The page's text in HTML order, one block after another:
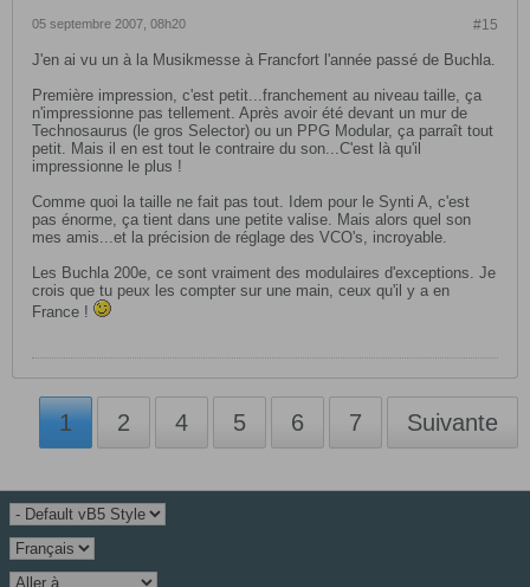
#15
05 septembre 2007, 08h20
J'en ai vu un à la Musikmesse à Francfort l'année passé de Buchla.
Première impression, c'est petit...franchement au niveau taille, ça
n'impressionne pas tellement. Après avoir été devant un mur de
Technosaurus (le gros Selector) ou un PPG Modular, ça parraît tout
petit. Mais il en est tout le contraire du son...C'est là qu'il
impressionne le plus !
Comme quoi la taille ne fait pas tout. Idem pour le Synti A, c'est
pas énorme, ça tient dans une petite valise. Mais alors quel son
mes amis...et la précision de réglage des VCO's, incroyable.
Les Buchla 200e, ce sont vraiment des modulaires d'exceptions. Je
crois que tu peux les compter sur une main, ceux qu'il y a en
France !
1 2 4 5 6 7 Suivante